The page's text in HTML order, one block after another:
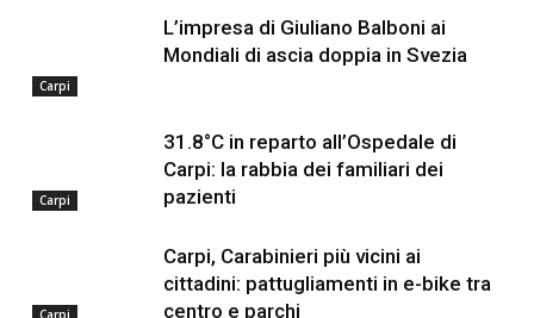
Carpi
L’impresa di Giuliano Balboni ai
Mondiali di ascia doppia in Svezia
Carpi
31.8°C in reparto all’Ospedale di
Carpi: la rabbia dei familiari dei
pazienti
Carpi, Carabinieri più vicini ai
cittadini: pattugliamenti in e-bike tra
centro e parchi